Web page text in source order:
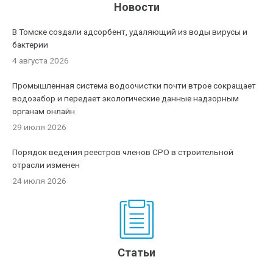
Новости
В Томске создали адсорбент, удаляющий из воды вирусы и
бактерии
4 августа 2026
Промышленная система водоочистки почти втрое сокращает
водозабор и передает экологические данные надзорным
органам онлайн
29 июля 2026
Порядок ведения реестров членов СРО в строительной
отрасли изменен
24 июля 2026
Статьи